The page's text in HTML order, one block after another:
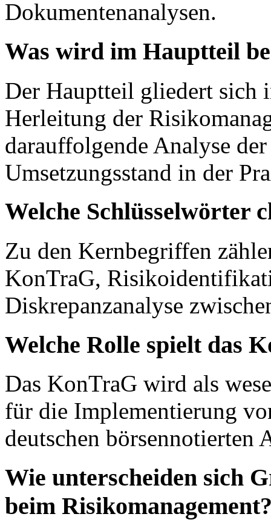
Dokumentenanalysen.
Was wird im Hauptteil
Der Hauptteil gliedert sich
Herleitung der
darauffolgende Analyse
Umsetzungsstand in der
Welche Schlüsselwörter
Zu den Kernbegriffen
KonTraG,
Diskrepanzanalyse
Welche Rolle spielt das
Das KonTraG wird als
für die Implementierung
deutschen börsennotierten
Wie unterscheiden sich
beim